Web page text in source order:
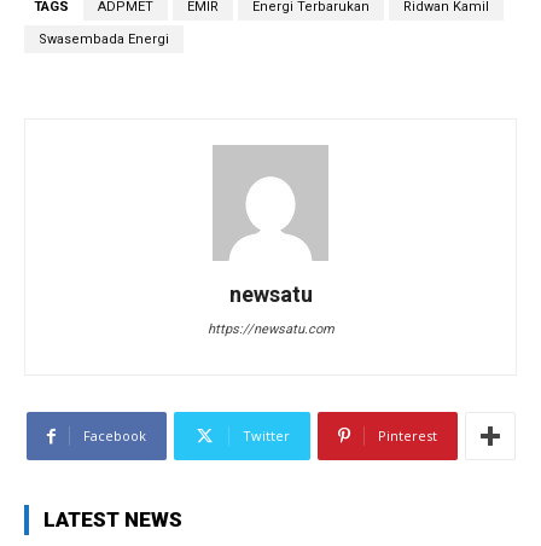
TAGS ADPMET EMIR Energi Terbarukan Ridwan Kamil
Swasembada Energi
newsatu
https://newsatu.com
Facebook Twitter Pinterest
LATEST NEWS